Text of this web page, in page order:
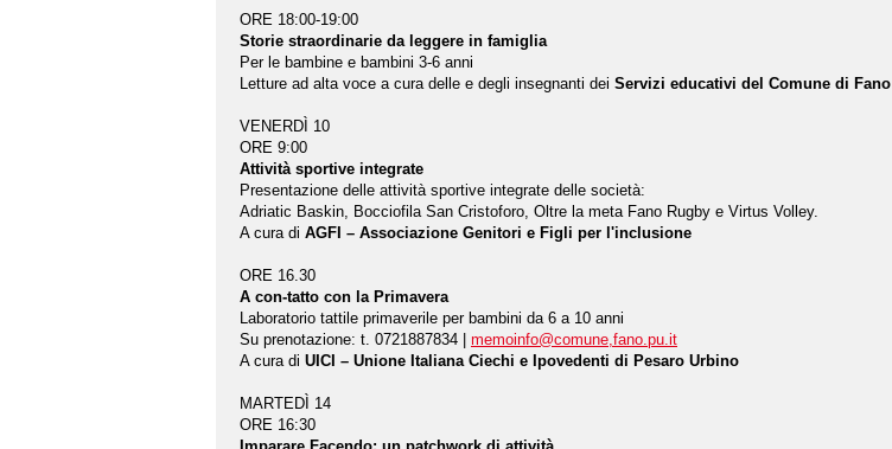
ORE 18:00-19:00
Storie straordinarie da leggere in famiglia
Per le bambine e bambini 3-6 anni
Letture ad alta voce a cura delle e degli insegnanti dei Servizi educativi del Comune di Fano
VENERDÌ 10
ORE 9:00
Attività sportive integrate
Presentazione delle attività sportive integrate delle società:
Adriatic Baskin, Bocciofila San Cristoforo, Oltre la meta Fano Rugby e Virtus Volley.
A cura di AGFI – Associazione Genitori e Figli per l'inclusione
ORE 16.30
A con-tatto con la Primavera
Laboratorio tattile primaverile per bambini da 6 a 10 anni
Su prenotazione: t. 0721887834 | memoinfo@comune,fano.pu.it
A cura di UICI – Unione Italiana Ciechi e Ipovedenti di Pesaro Urbino
MARTEDÌ 14
ORE 16:30